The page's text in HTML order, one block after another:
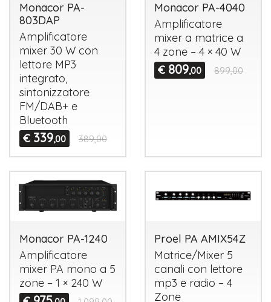
Monacor PA-
803DAP
Amplificatore
mixer 30 W con
lettore MP3
integrato,
sintonizzatore
FM/DAB+ e
Bluetooth
€ 339,00 389,00
Monacor PA-4040
Amplificatore
mixer a matrice a
4 zone – 4 × 40 W
€ 809,00 899,00
Monacor PA-1240
Amplificatore
mixer PA mono a 5
zone – 1 × 240 W
Proel PA AMIX54Z
Matrice/Mixer 5
canali con lettore
mp3 e radio – 4
Zone